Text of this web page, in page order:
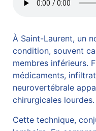
À Saint-Laurent, un
condition, souvent
membres inférieurs.
médicaments,
neurovertébrale
chirurgicales lourdes.
Cette technique,